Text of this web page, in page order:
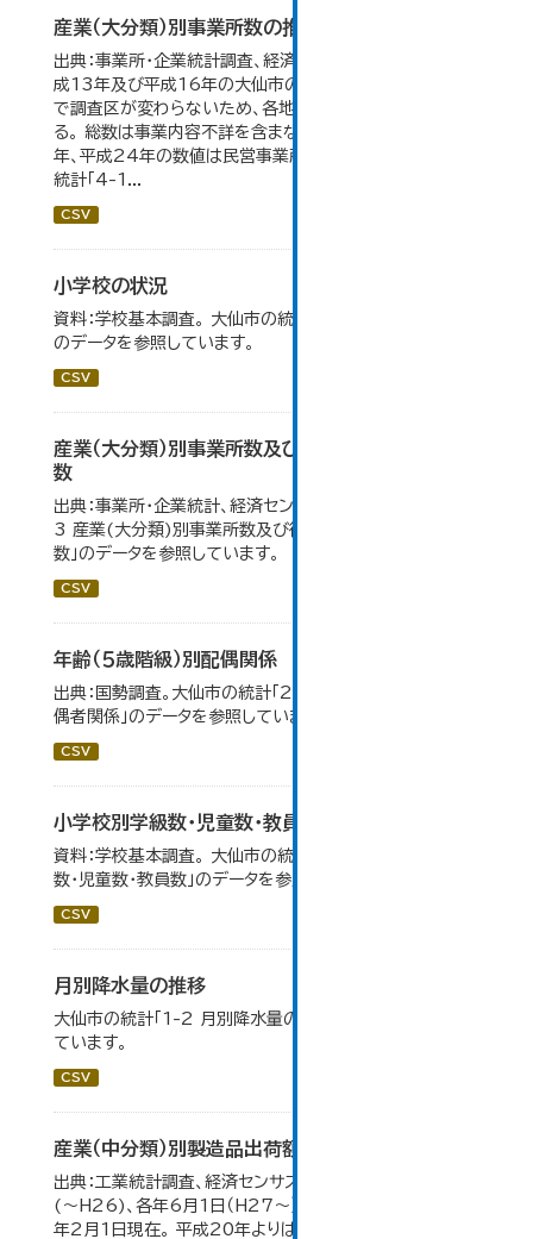
産業（大分類）別事業所数の推移
出典：事業所・企業統計調査、経済センサス。 平成11年、平
成13年及び平成16年の大仙市の数値は、合併前、合併後
で調査区が変わらないため、各地域の数値を合算してい
る。 総数は事業内容不詳を含まない。平成11年、平成16
年、平成24年の数値は民営事業所のみの数値。 大仙市の
統計「4-1...
CSV
小学校の状況
資料：学校基本調査。 大仙市の統計「14-3 小学校の状況」
のデータを参照しています。
CSV
産業（大分類）別事業所数及び従業の地位別従業者
数
出典：事業所・企業統計、経済センサス。 大仙市の統計「4-
3 産業(大分類)別事業所数及び従業上の地位別従業者
数」のデータを参照しています。
CSV
年齢（５歳階級）別配偶関係
出典：国勢調査。大仙市の統計「2-12 年齢（5歳階級）別配
偶者関係」のデータを参照しています。
CSV
小学校別学級数・児童数・教員数
資料：学校基本調査。 大仙市の統計「14-4 小学校別学級
数・児童数・教員数」のデータを参照しています。
CSV
月別降水量の推移
大仙市の統計「1-2 月別降水量の推移」のデータを参照し
ています。
CSV
産業（中分類）別製造品出荷額等の推移
出典：工業統計調査、経済センサス。 各年12月31日現在
(～H26)、各年6月1日（H27～）・平成23年のみ平成24
年2月1日現在。 平成20年よりはん用機械、生産用機械、